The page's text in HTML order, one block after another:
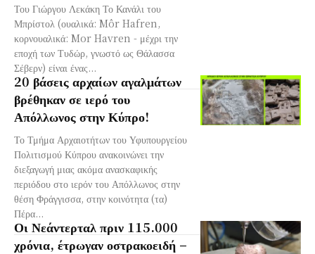
Του Γιώργου Λεκάκη Το Κανάλι του
Μπρίστολ (ουαλικά: Môr Hafren,
κορνουαλικά: Mor Havren - μέχρι την
εποχή των Τυδώρ, γνωστό ως Θάλασσα
Σέβερν) είναι ένας...
20 βάσεις αρχαίων αγαλμάτων
βρέθηκαν σε ιερό του
Απόλλωνος στην Κύπρο!
Το Τμήμα Αρχαιοτήτων του Υφυπουργείου
Πολιτισμού Κύπρου ανακοινώνει την
διεξαγωγή μιας ακόμα ανασκαφικής
περιόδου στο ιερόν του Απόλλωνος στην
θέση Φράγγισσα, στην κοινότητα (τα)
Πέρα...
Οι Νεάντερταλ πριν 115.000
χρόνια, έτρωγαν οστρακοειδή –